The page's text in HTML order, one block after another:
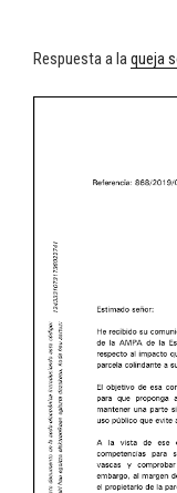
Respuesta a la queja